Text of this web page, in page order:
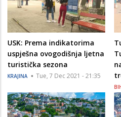
USK: Prema indikatorima
uspješna ovogodišnja ljetna
turistička sezona
KRAJINA Tue, 7 Dec 2021 - 21:35